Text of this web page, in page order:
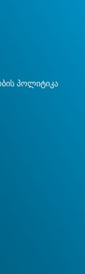
პოლიტიკა